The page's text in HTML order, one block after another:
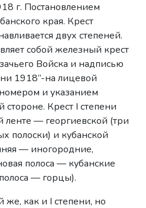
г. Постановлением
края. Крест
двух степеней.
собой железный крест
Войска и надписью
1918”-на лице­вой
и указанием
Крест I степени
ленте — георгиевской (три
полоски) и кубанской
— иногородние,
полоса — кубанские
— горцы).
же, как и I степени, но